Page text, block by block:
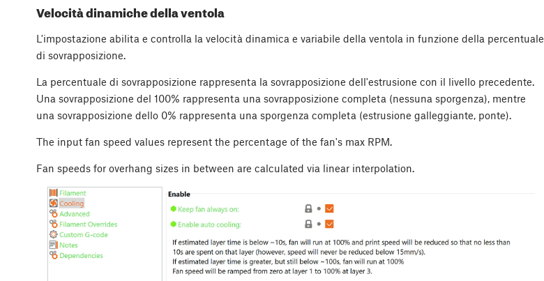
Velocità dinamiche della ventola
L'impostazione abilita e controlla la velocità dinamica e variabile della ventola in funzione della percentuale
di sovrapposizione.
La percentuale di sovrapposizione rappresenta la sovrapposizione dell'estrusione con il livello precedente.
Una sovrapposizione del 100% rappresenta una sovrapposizione completa (nessuna sporgenza), mentre
una sovrapposizione dello 0% rappresenta una sporgenza completa (estrusione galleggiante, ponte).
The input fan speed values represent the percentage of the fan's max RPM.
Fan speeds for overhang sizes in between are calculated via linear interpolation.